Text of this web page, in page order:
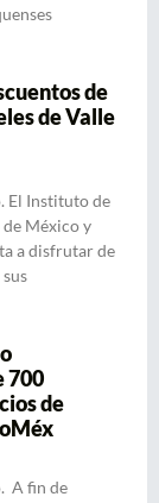
de
de Valle
El Instituto de
de México y
a disfrutar de
700
de
A fin de